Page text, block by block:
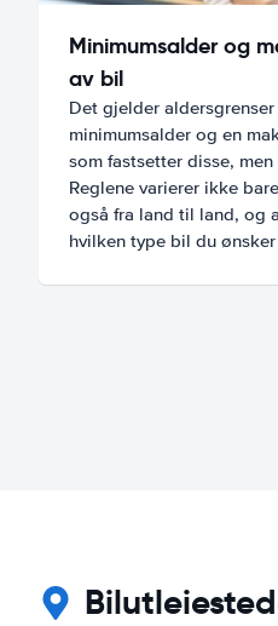
Minimumsalder og
av bil
Det gjelder
minimumsalder og en
som fastsetter disse,
Reglene varierer ikke
også fra land til land, og
hvilken type bil du